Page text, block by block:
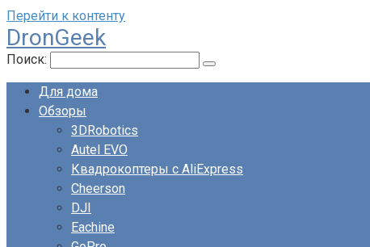
Перейти к контенту
DronGeek
Поиск:
Для дома
Обзоры
3DRobotics
Autel EVO
Квадрокоптеры с AliExpress
Cheerson
DJI
Eachine